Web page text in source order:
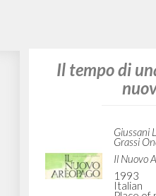
Il tempo di
Giussani
Grassi
Il Nuovo
1993
Italian